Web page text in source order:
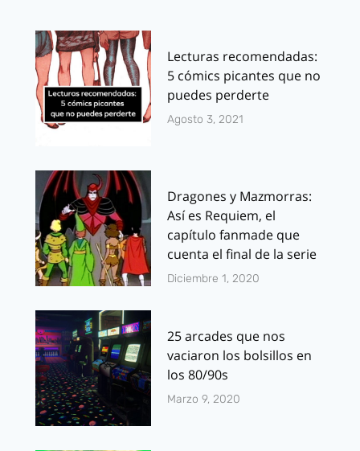
Lecturas recomendadas:
5 cómics picantes que no
puedes perderte
Agosto 3, 2021
Dragones y Mazmorras:
Así es Requiem, el
capítulo fanmade que
cuenta el final de la serie
Diciembre 1, 2020
25 arcades que nos
vaciaron los bolsillos en
los 80/90s
Marzo 9, 2020